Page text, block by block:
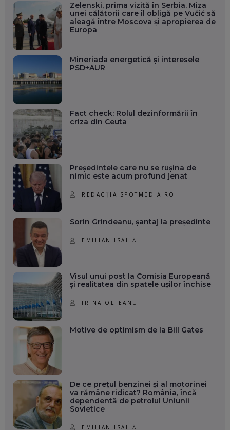
Zelenski, prima vizită în Serbia. Miza
unei călătorii care îl obligă pe Vučić să
aleagă între Moscova și apropierea de
Europa
Mineriada energetică și interesele
PSD+AUR
Fact check: Rolul dezinformării în
criza din Ceuta
Președintele care nu se rușina de
nimic este acum profund jenat
REDACȚIA SPOTMEDIA.RO
Sorin Grindeanu, șantaj la președinte
EMILIAN ISAILĂ
Visul unui post la Comisia Europeană
și realitatea din spatele ușilor închise
IRINA OLTEANU
Motive de optimism de la Bill Gates
De ce prețul benzinei și al motorinei
va rămâne ridicat? România, încă
dependentă de petrolul Uniunii
Sovietice
EMILIAN ISAILĂ